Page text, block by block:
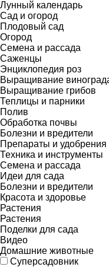
Лунный календарь
Сад и огород
Плодовый сад
Огород
Семена и рассада
Саженцы
Энциклопедия роз
Выращивание
Выращивание грибов
Теплицы и парники
Полив
Обработка почвы
Болезни и вредители
Препараты и удобрения
Техника и инструменты
Семена и рассада
Идеи для сада
Болезни и вредители
Красота и здоровье
Растения
Растения
Поделки для сада
Видео
Домашние животные
Суперсадовник